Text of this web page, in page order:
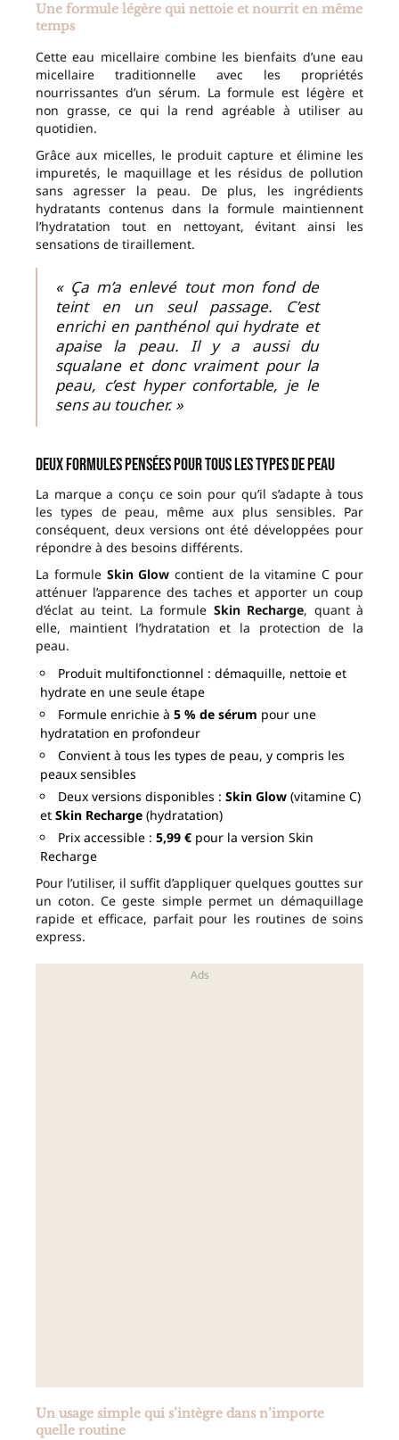
Une formule légère qui nettoie et nourrit en même
temps
Cette eau micellaire combine les bienfaits d’une eau
micellaire traditionnelle avec les propriétés
nourrissantes d’un sérum. La formule est légère et
non grasse, ce qui la rend agréable à utiliser au
quotidien.
Grâce aux micelles, le produit capture et élimine les
impuretés, le maquillage et les résidus de pollution
sans agresser la peau. De plus, les ingrédients
hydratants contenus dans la formule maintiennent
l’hydratation tout en nettoyant, évitant ainsi les
sensations de tiraillement.
« Ça m’a enlevé tout mon fond de
teint en un seul passage. C’est
enrichi en panthénol qui hydrate et
apaise la peau. Il y a aussi du
squalane et donc vraiment pour la
peau, c’est hyper confortable, je le
sens au toucher. »
Deux formules pensées pour tous les types de peau
La marque a conçu ce soin pour qu’il s’adapte à tous
les types de peau, même aux plus sensibles. Par
conséquent, deux versions ont été développées pour
répondre à des besoins différents.
La formule Skin Glow contient de la vitamine C pour
atténuer l’apparence des taches et apporter un coup
d’éclat au teint. La formule Skin Recharge, quant à
elle, maintient l’hydratation et la protection de la
peau.
Produit multifonctionnel : démaquille, nettoie et
hydrate en une seule étape
Formule enrichie à 5 % de sérum pour une
hydratation en profondeur
Convient à tous les types de peau, y compris les
peaux sensibles
Deux versions disponibles : Skin Glow (vitamine C)
et Skin Recharge (hydratation)
Prix accessible : 5,99 € pour la version Skin
Recharge
Pour l’utiliser, il suffit d’appliquer quelques gouttes sur
un coton. Ce geste simple permet un démaquillage
rapide et efficace, parfait pour les routines de soins
express.
Un usage simple qui s’intègre dans n’importe
quelle routine